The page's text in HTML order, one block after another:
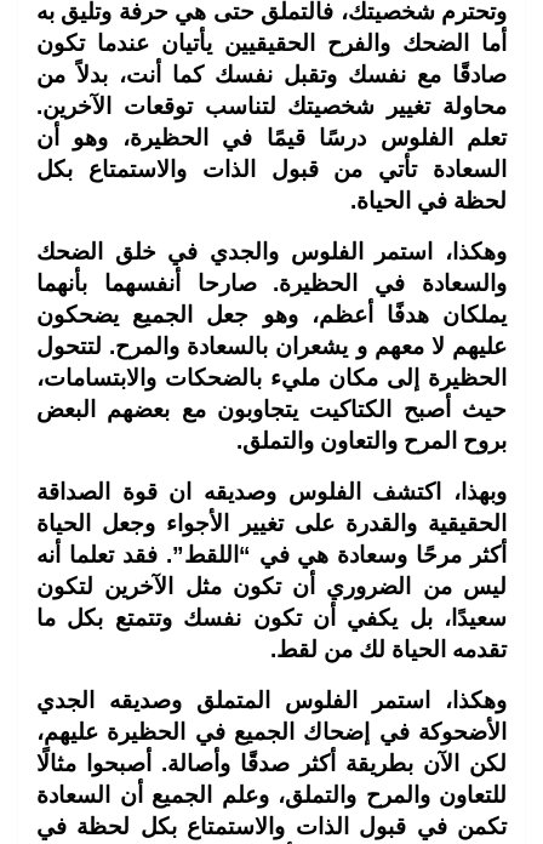
وتحترم شخصيتك، فالتملق حتى هي حرفة وتليق به
أما الضحك والفرح الحقيقيين يأتيان عندما تكون
صادقًا مع نفسك وتقبل نفسك كما أنت، بدلاً من
محاولة تغيير شخصيتك لتناسب توقعات الآخرين.
تعلم الفلوس درسًا قيمًا في الحظيرة، وهو أن
السعادة تأتي من قبول الذات والاستمتاع بكل
لحظة في الحياة.
وهكذا، استمر الفلوس والجدي في خلق الضحك
والسعادة في الحظيرة. صارحا أنفسهما بأنهما
يملكان هدفًا أعظم، وهو جعل الجميع يضحكون
عليهم لا معهم و يشعران بالسعادة والمرح. لتتحول
الحظيرة إلى مكان مليء بالضحكات والابتسامات،
حيث أصبح الكتاكيت يتجاوبون مع بعضهم البعض
بروح المرح والتعاون والتملق.
وبهذا، اكتشف الفلوس وصديقه ان قوة الصداقة
الحقيقية والقدرة على تغيير الأجواء وجعل الحياة
أكثر مرحًا وسعادة هي في “اللقط”. فقد تعلما أنه
ليس من الضروري أن تكون مثل الآخرين لتكون
سعيدًا، بل يكفي أن تكون نفسك وتتمتع بكل ما
تقدمه الحياة لك من لقط.
وهكذا، استمر الفلوس المتملق وصديقه الجدي
الأضحوكة في إضحاك الجميع في الحظيرة عليهم،
لكن الآن بطريقة أكثر صدقًا وأصالة. أصبحوا مثالًا
للتعاون والمرح والتملق، وعلم الجميع أن السعادة
تكمن في قبول الذات والاستمتاع بكل لحظة في